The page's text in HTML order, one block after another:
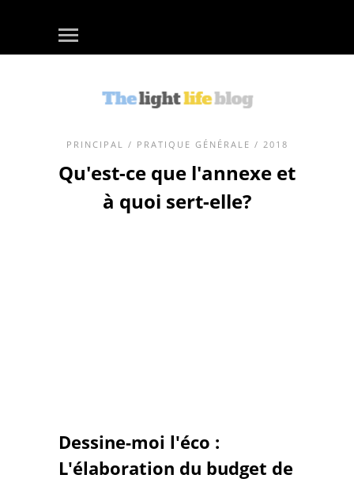
PRINCIPAL / PRATIQUE GÉNÉRALE / 2018
Qu'est-ce que l'annexe et
à quoi sert-elle?
Dessine-moi l'éco :
L'élaboration du budget de